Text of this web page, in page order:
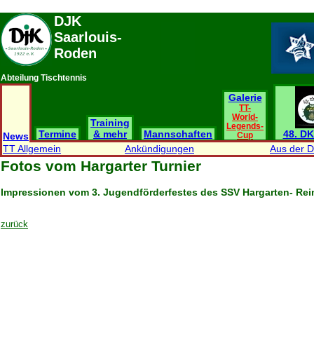
DJK
Saarlouis-
Roden
Abteilung Tischtennis
News Termine
Training
& mehr
Mannschaften
Galerie
TT-
World-
Legends-
Cup
48.
TT Allgemein
Ankündigungen Aus der
Fotos vom Hargarter Turnier
Impressionen vom 3. Jugendförderfestes des SSV Hargarten-
zurück